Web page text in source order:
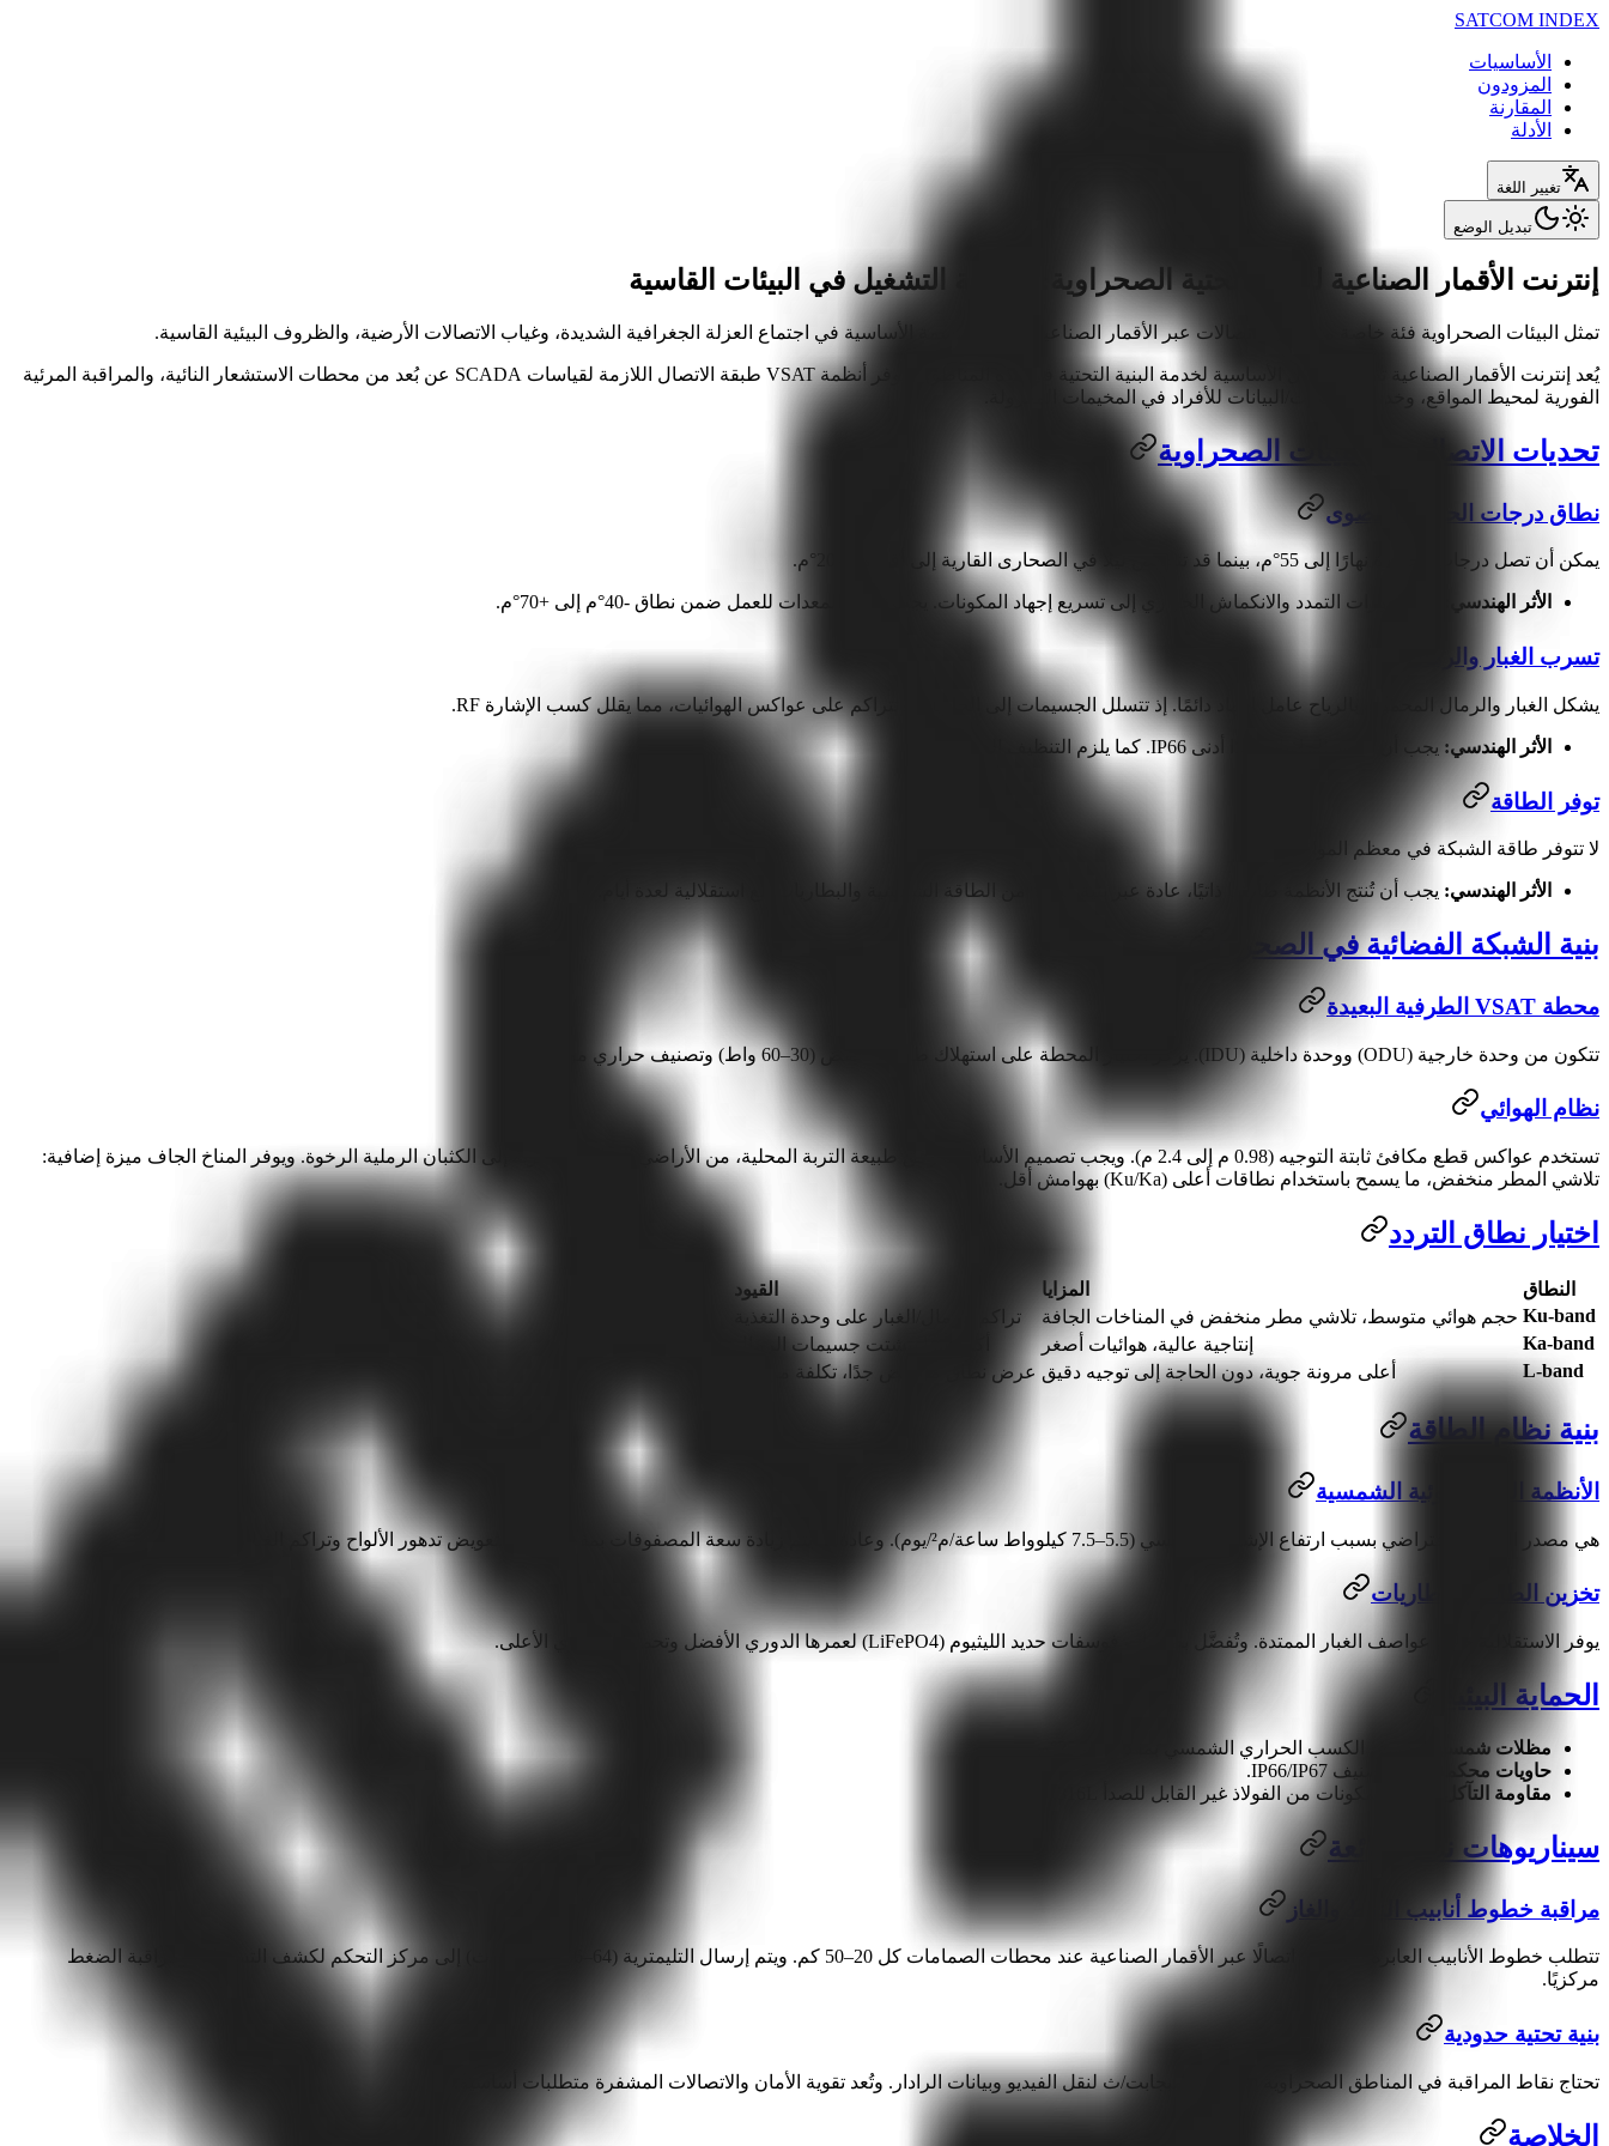
SATCOM INDEX
الأساسيات
المزودون
المقارنة
الأدلة
تغيير اللغة
تبديل الوضع
إنترنت الأقمار الصناعية للبنية التحتية الصحراوية: هندسة التشغيل في البيئات القاسية
تمثل البيئات الصحراوية فئة خاصة من نشر الاتصالات عبر الأقمار الصناعية. وتتمثل السمة الأساسية في اجتماع العزلة الجغرافية الشديدة، وغياب الاتصالات الأرضية، والظروف البيئية القاسية.
يُعد إنترنت الأقمار الصناعية تقنية الاتصال الأساسية لخدمة البنية التحتية في هذه المناطق. وتوفر أنظمة VSAT طبقة الاتصال اللازمة لقياسات SCADA عن بُعد من محطات الاستشعار النائية، والمراقبة المرئية
الفورية لمحيط المواقع، وخدمات الصوت/البيانات للأفراد في المخيمات المعزولة.
تحديات الاتصال في البيئات الصحراوية
نطاق درجات الحرارة القصوى
يمكن أن تصل درجات الحرارة نهارًا إلى 55°م، بينما قد تنخفض ليلًا في الصحارى القارية إلى أقل من -20°م.
الأثر الهندسي: تؤدي دورات التمدد والانكماش الحراري إلى تسريع إجهاد المكونات. يجب تحديد المعدات للعمل ضمن نطاق -40°م إلى +70°م.
تسرب الغبار والرمال
يشكل الغبار والرمال المحمولة بالرياح عامل إجهاد دائمًا. إذ تتسلل الجسيمات إلى الحاويات وتتراكم على عواكس الهوائيات، مما يقلل كسب الإشارة RF.
الأثر الهندسي: يجب أن تحقق الحاويات حدًا أدنى IP66. كما يلزم التنظيف الدوري.
توفر الطاقة
لا تتوفر طاقة الشبكة في معظم المواقع النائية.
الأثر الهندسي: يجب أن تُنتج الأنظمة طاقتها ذاتيًا، عادة عبر بنية هجينة من الطاقة الشمسية والبطاريات مع استقلالية لعدة أيام.
بنية الشبكة الفضائية في الصحراء
محطة VSAT الطرفية البعيدة
تتكون من وحدة خارجية (ODU) ووحدة داخلية (IDU). يركز اختيار المحطة على استهلاك طاقة منخفض (30–60 واط) وتصنيف حراري موسع.
نظام الهوائي
تستخدم عواكس قطع مكافئ ثابتة التوجيه (0.98 م إلى 2.4 م). ويجب تصميم الأساسات وفق طبيعة التربة المحلية، من الأراضي الصلبة الصخرية إلى الكثبان الرملية الرخوة. ويوفر المناخ الجاف ميزة إضافية:
تلاشي المطر منخفض، ما يسمح باستخدام نطاقات أعلى (Ku/Ka) بهوامش أقل.
اختيار نطاق التردد
النطاق المزايا
القيود
Ku-band حجم هوائي متوسط، تلاشي مطر منخفض في المناخات الجافة
تراكم الرمال/الغبار على وحدة التغذية
Ka-band
إنتاجية عالية، هوائيات أصغر
أكثر تأثرًا بتشتت جسيمات الرمال
L-band
أعلى مرونة جوية، دون الحاجة إلى توجيه دقيق عرض نطاق منخفض جدًا، تكلفة مرتفعة
بنية نظام الطاقة
الأنظمة الكهروضوئية الشمسية
هي مصدر الطاقة الافتراضي بسبب ارتفاع الإشعاع الشمسي (5.5–7.5 كيلوواط ساعة/م²/يوم). وعادة ما يتم زيادة سعة المصفوفات بمقدار 2–4× لتعويض تدهور الألواح وتراكم الغبار.
تخزين الطاقة بالبطاريات
يوفر الاستقلالية خلال عواصف الغبار الممتدة. وتُفضَّل بطاريات فوسفات حديد الليثيوم (LiFePO4) لعمرها الدوري الأفضل وتحملها الحراري الأعلى.
الحماية البيئية
مظلات شمسية:
تخفض الكسب الحراري الشمسي بمقدار 15–25°م.
حاويات محكمة:
يلزم تصنيف IP66/IP67.
مقاومة التآكل:
يوصى بمكونات من الفولاذ غير القابل للصدأ 316L.
سيناريوهات نشر شائعة
مراقبة خطوط أنابيب النفط والغاز
تتطلب خطوط الأنابيب العابرة للمناطق اتصالًا عبر الأقمار الصناعية عند محطات الصمامات كل 20–50 كم. ويتم إرسال التليمترية (64–256 كيلوبت/ث) إلى مركز التحكم لكشف التسربات ومراقبة الضغط
مركزيًا.
بنية تحتية حدودية
تحتاج نقاط المراقبة في المناطق الصحراوية إلى 2–10 ميجابت/ث لنقل الفيديو وبيانات الرادار. وتُعد تقوية الأمان والاتصالات المشفرة متطلبات أساسية.
الخلاصة